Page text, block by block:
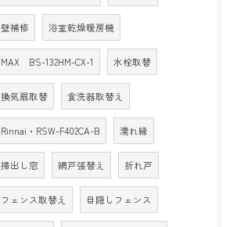
壁補修 浴室乾燥暖房機
MAX BS-132HM-CX-1 水栓取替
換気扇取替 食洗器取替え
Rinnai・RSW-F402CA-B 濡れ縁
掃出し窓 網戸張替え 折れ戸
フェンス取替え 目隠しフェンス